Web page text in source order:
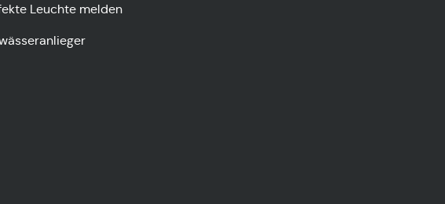
Leuchte melden